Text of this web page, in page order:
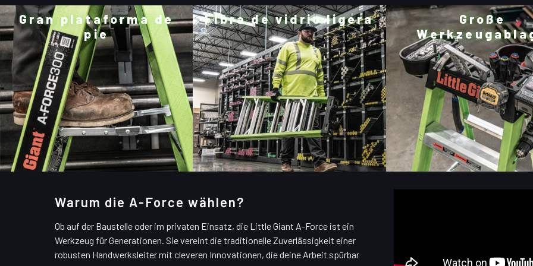
Gran plataforma de
pie
Fibra de vidrio ligera
Große
Warum die A-Force wählen?
Ob auf der Baustelle oder im privaten Einsatz, die Little Giant A-Force ist ein
Werkzeug für Generationen. Sie vereint die traditionelle Zuverlässigkeit einer
robusten Handwerksleiter mit cleveren Innovationen, die deine Arbeit spürbar